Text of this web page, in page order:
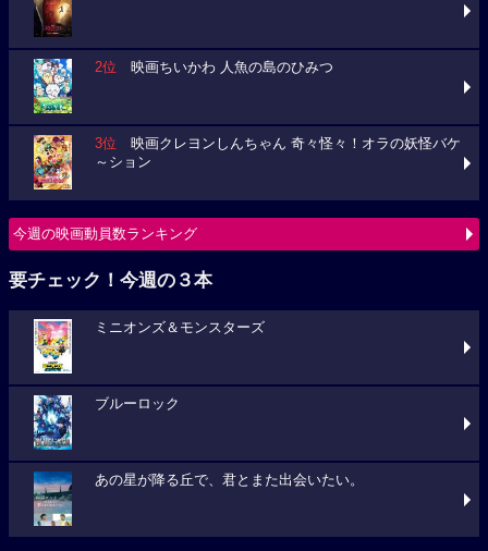
2位 映画ちいかわ 人魚の島のひみつ
3位 映画クレヨンしんちゃん 奇々怪々！オラの妖怪バケ
～ション
今週の映画動員数ランキング
要チェック！今週の３本
ミニオンズ＆モンスターズ
ブルーロック
あの星が降る丘で、君とまた出会いたい。